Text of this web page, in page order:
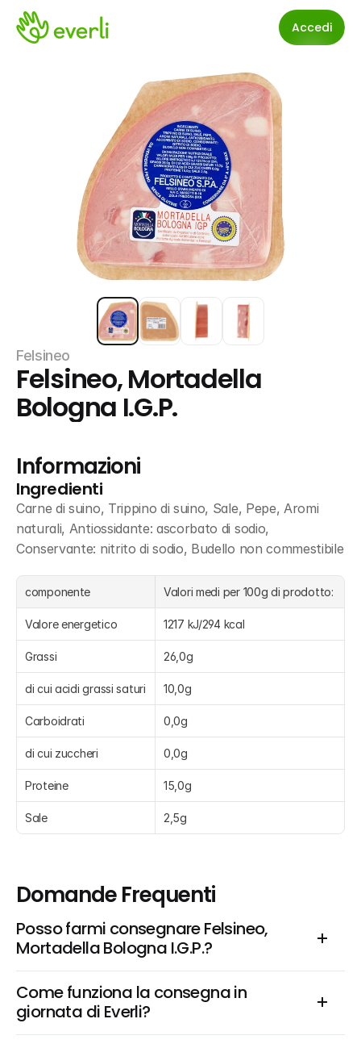
Accedi
Felsineo
Felsineo, Mortadella
Bologna I.G.P.
Informazioni
Ingredienti
Carne di suino, Trippino di suino, Sale, Pepe, Aromi
naturali, Antiossidante: ascorbato di sodio,
Conservante: nitrito di sodio, Budello non commestibile
componente Valori medi per 100g di prodotto:
Valore energetico 1217 kJ/294 kcal
Grassi 26,0g
di cui acidi grassi saturi 10,0g
Carboidrati 0,0g
di cui zuccheri 0,0g
Proteine 15,0g
Sale 2,5g
Domande Frequenti
Posso farmi consegnare Felsineo,
Mortadella Bologna I.G.P.?
Come funziona la consegna in
giornata di Everli?